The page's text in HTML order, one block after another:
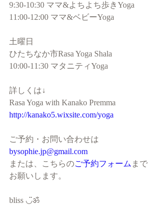
9:30-10:30 ママ&よちよち歩きYoga
11:00-12:00 ママ&ベビーYoga
土曜日
ひたちなか市Rasa Yoga Shala
10:00-11:30 マタニティYoga
詳しくは↓
Rasa Yoga with Kanako Premma
http://kanako5.wixsite.com/yoga
ご予約・お問い合わせは
bysophie.jp@gmail.com
または、こちらのご予約フォーム まで
お願いします。
bliss ◡̈ॐ